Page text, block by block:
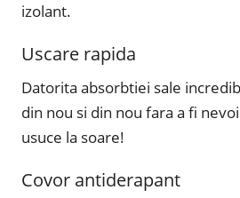
izolant.
Uscare rapida
Datorita absorbtiei sale
din nou si din nou fara a fi
usuce la soare!
Covor antiderapant